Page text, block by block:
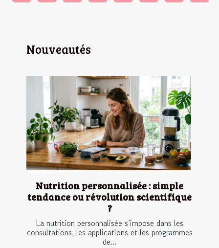
Nouveautés
Nutrition personnalisée : simple
tendance ou révolution scientifique
?
La nutrition personnalisée s’impose dans les
consultations, les applications et les programmes
de...